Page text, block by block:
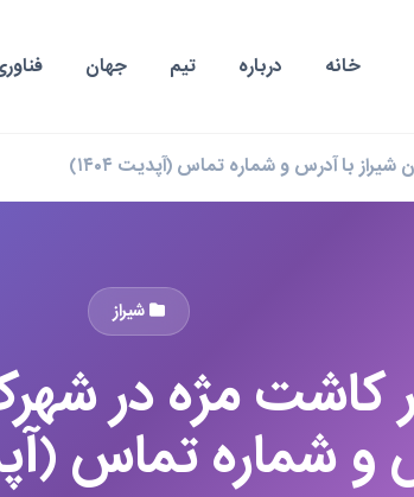
خانه درباره تیم جهان
شیراز
کاشت مژه در
شماره تماس (آپدیت